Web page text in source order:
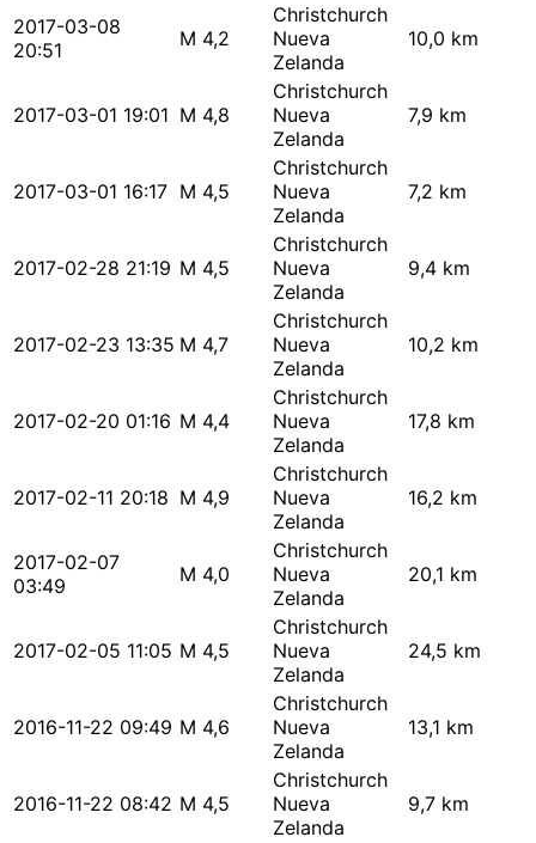
2017-03-08
20:51
M 4,2
Christchurch
Nueva
Zelanda
10,0 km
2017-03-01 19:01 M 4,8
Christchurch
Nueva
Zelanda
7,9 km
2017-03-01 16:17 M 4,5
Christchurch
Nueva
Zelanda
7,2 km
2017-02-28 21:19 M 4,5
Christchurch
Nueva
Zelanda
9,4 km
2017-02-23 13:35 M 4,7
Christchurch
Nueva
Zelanda
10,2 km
2017-02-20 01:16 M 4,4
Christchurch
Nueva
Zelanda
17,8 km
2017-02-11 20:18 M 4,9
Christchurch
Nueva
Zelanda
16,2 km
2017-02-07
03:49
M 4,0
Christchurch
Nueva
Zelanda
20,1 km
2017-02-05 11:05 M 4,5
Christchurch
Nueva
Zelanda
24,5 km
2016-11-22 09:49 M 4,6
Christchurch
Nueva
Zelanda
13,1 km
2016-11-22 08:42 M 4,5
Christchurch
Nueva
Zelanda
9,7 km